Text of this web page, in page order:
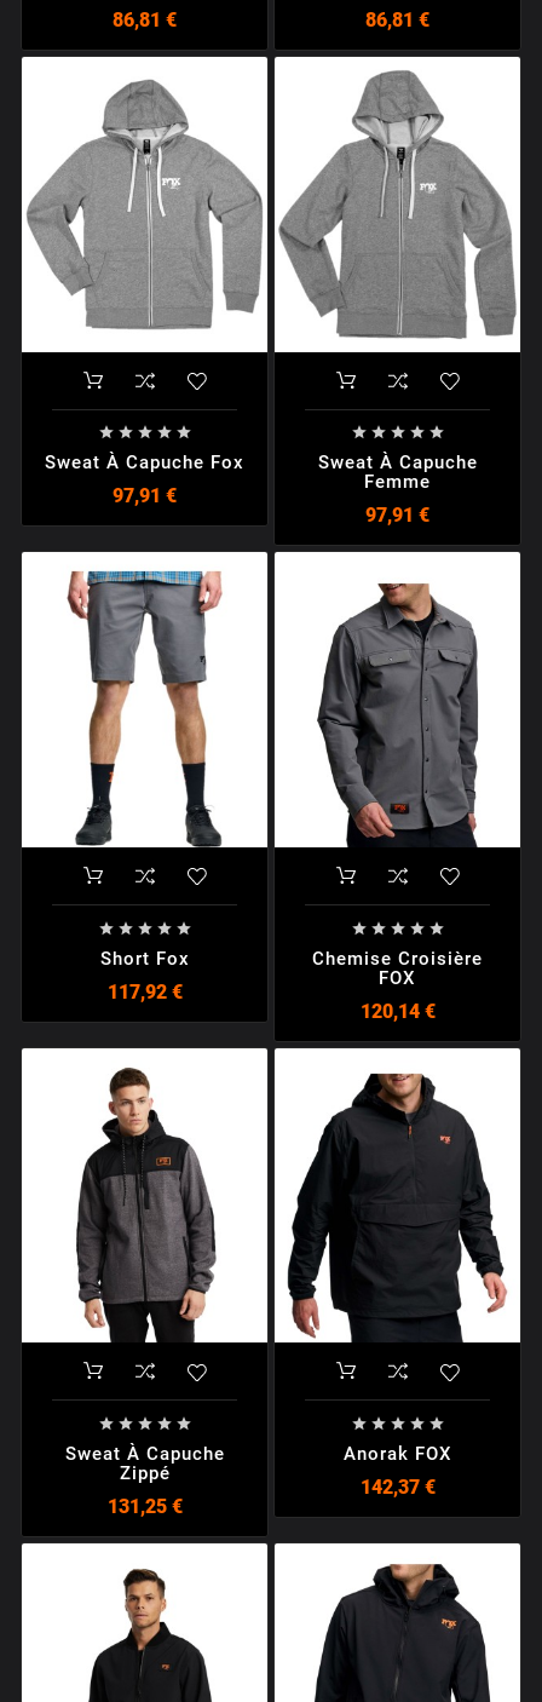
86,81 € 86,81 €
    
Sweat À Capuche Fox
97,91 €
    
Sweat À Capuche
Femme
97,91 €
    
Short Fox
117,92 €
    
Chemise Croisière
FOX
120,14 €
    
Sweat À Capuche
Zippé
131,25 €
    
Anorak FOX
142,37 €